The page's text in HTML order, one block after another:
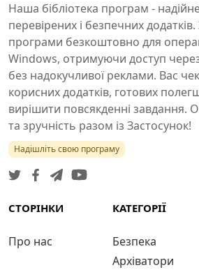
Наша бібліотека програм -
перевірених і безпечних
програми безкоштовно для
Windows, отримуючи доступ
без надокучливої реклами. Вас
корисних додатків, готових
вирішити повсякденні завдання.
та зручність разом із Застосунок!
Надішліть свою програму
СТОРІНКИ
Про нас
КАТЕГОРІЇ
Безпека
Архіватори